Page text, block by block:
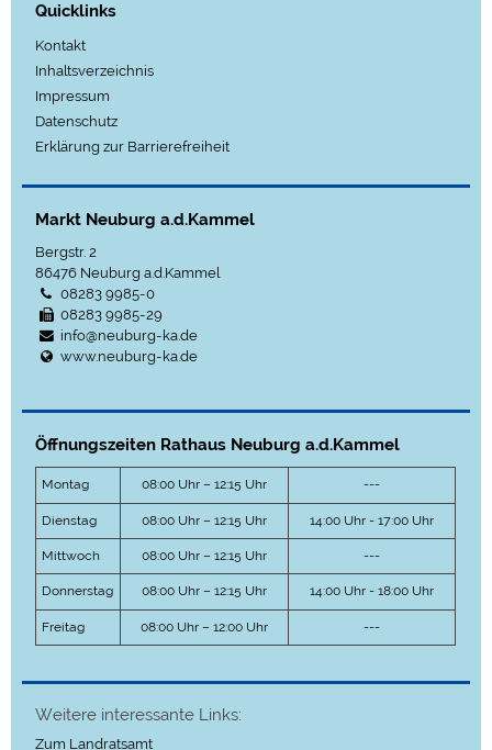
Quicklinks
Kontakt
Inhaltsverzeichnis
Impressum
Datenschutz
Erklärung zur Barrierefreiheit
Markt Neuburg a.d.Kammel
Bergstr. 2
86476 Neuburg a.d.Kammel
08283 9985-0
08283 9985-29
info@neuburg-ka.de
www.neuburg-ka.de
Öffnungszeiten Rathaus Neuburg a.d.Kammel
Montag 08:00 Uhr – 12:15 Uhr ---
Dienstag 08:00 Uhr – 12:15 Uhr 14:00 Uhr - 17:00 Uhr
Mittwoch 08:00 Uhr – 12:15 Uhr ---
Donnerstag 08:00 Uhr – 12:15 Uhr 14:00 Uhr - 18:00 Uhr
Freitag 08:00 Uhr – 12:00 Uhr ---
Weitere interessante Links:
Zum Landratsamt